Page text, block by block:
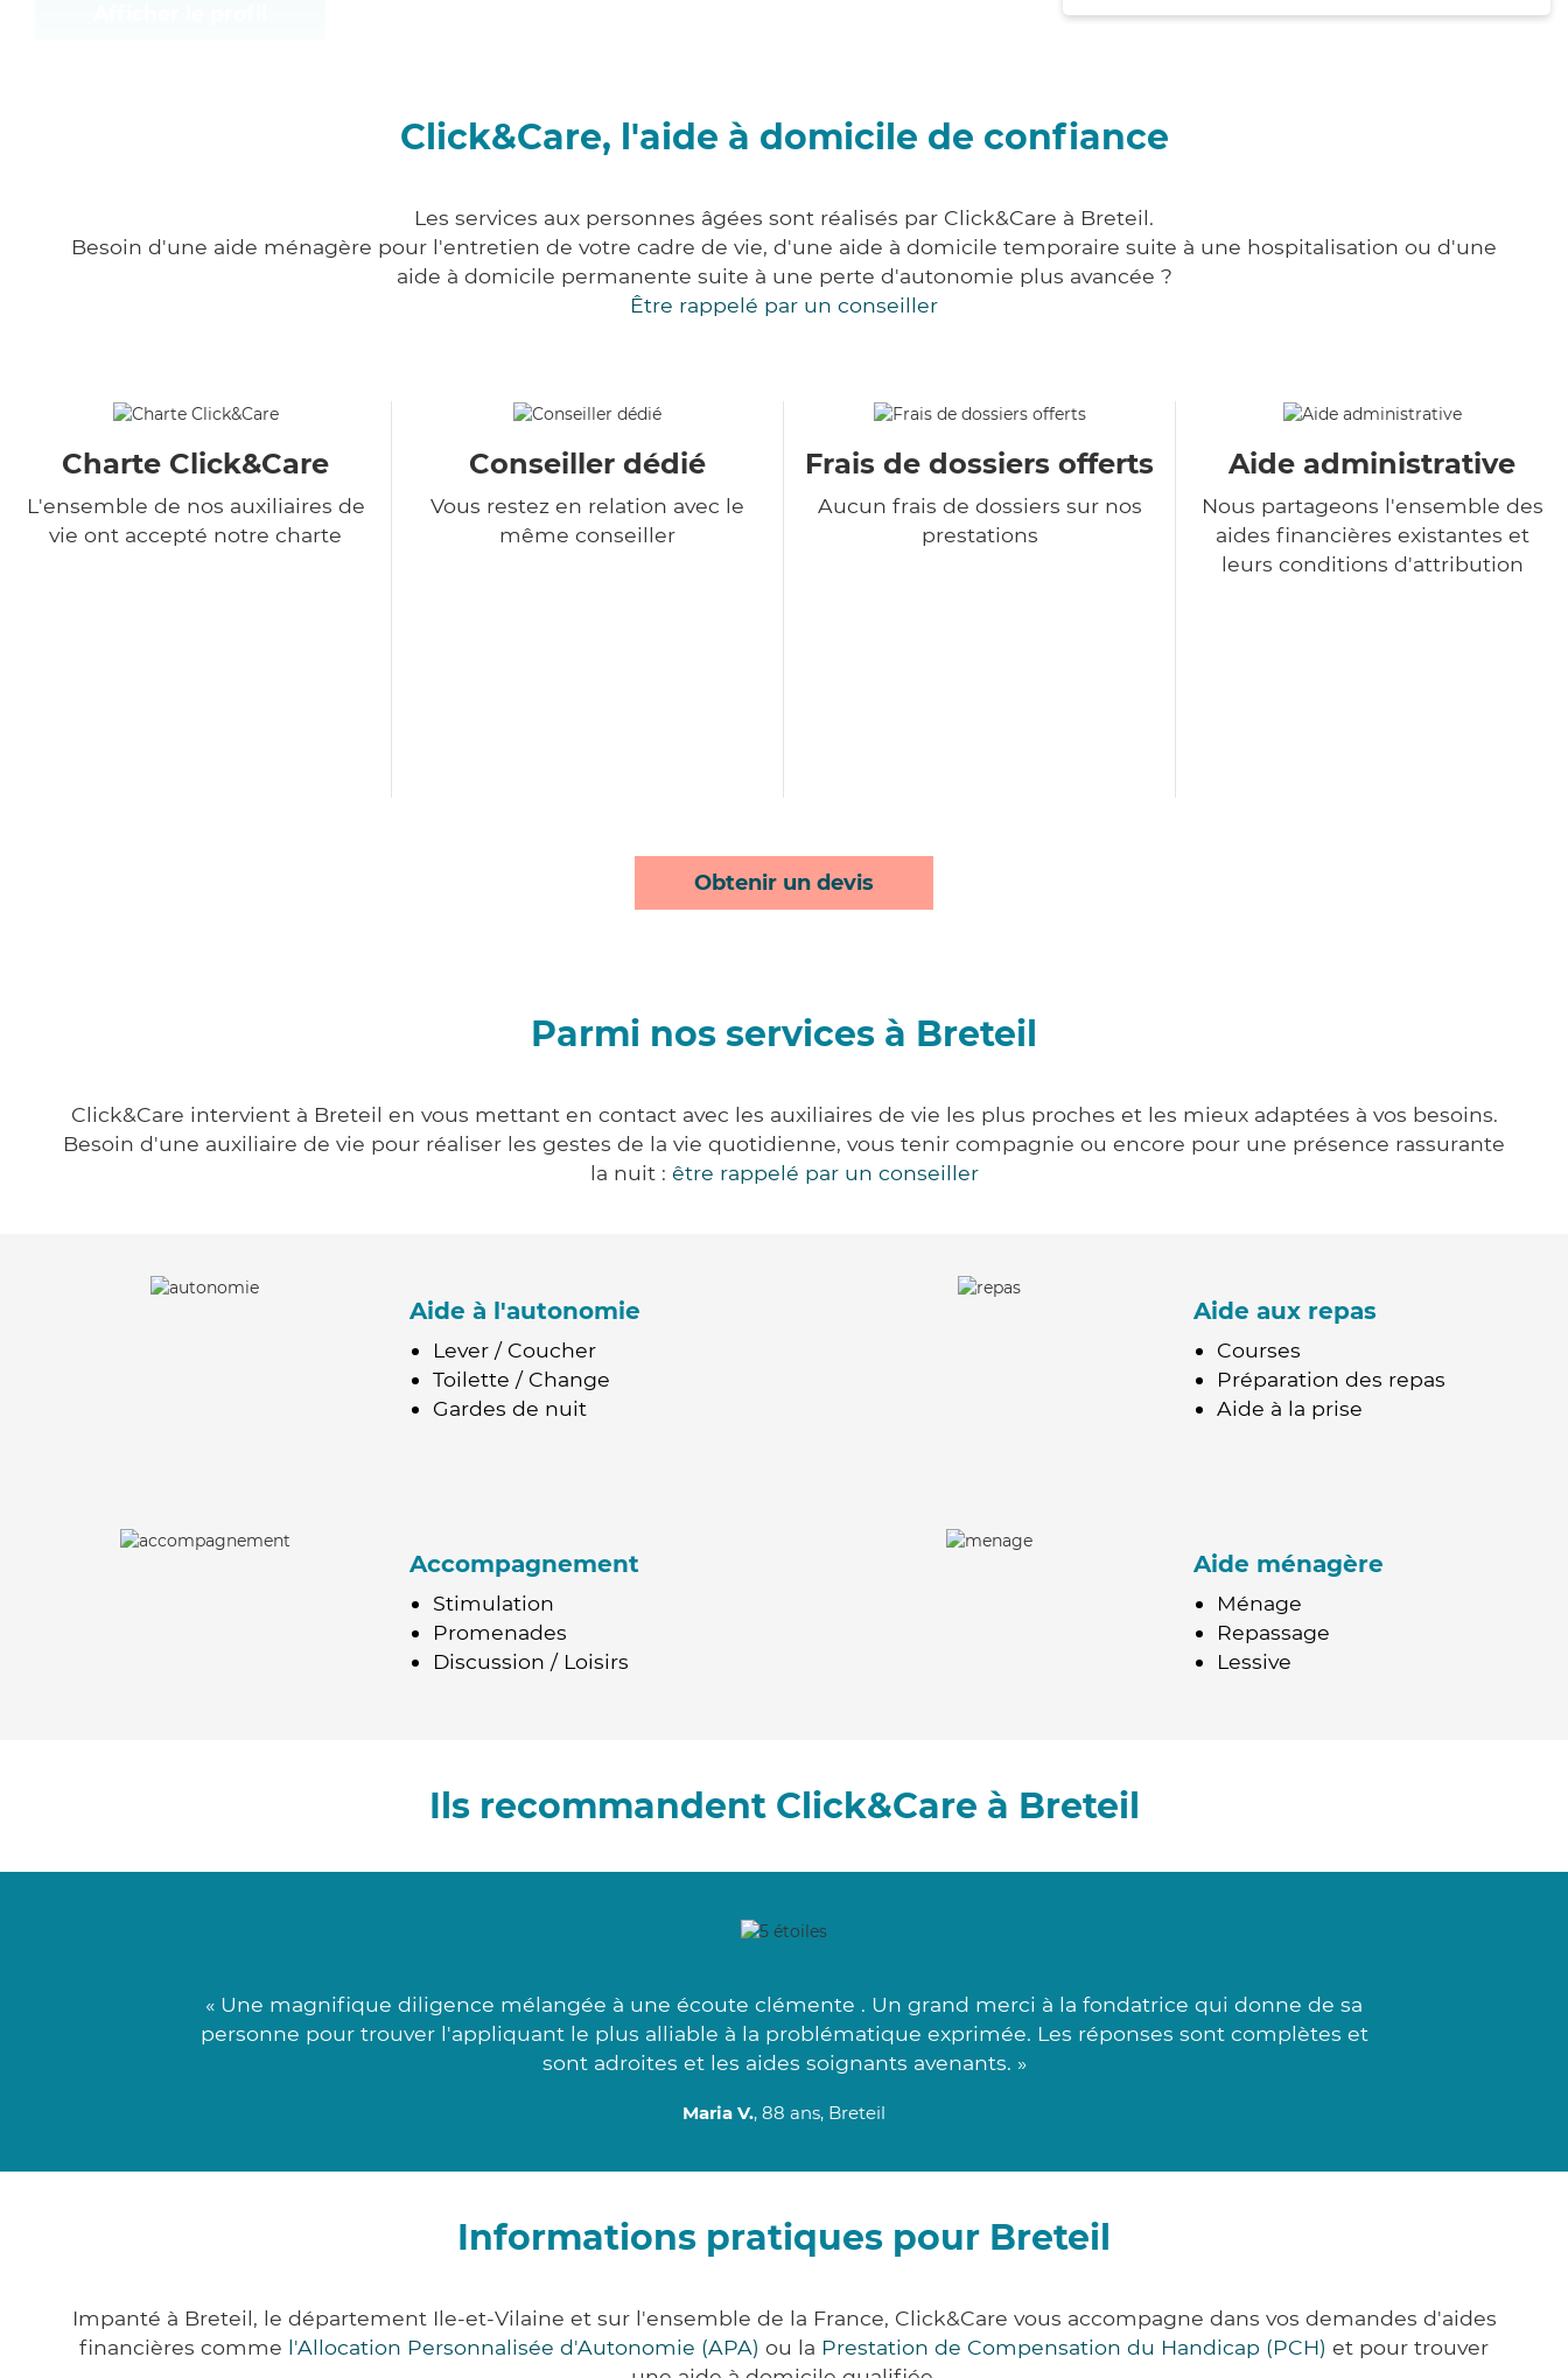
Click&Care, l'aide à domicile de confiance
Les services aux personnes âgées sont réalisés par Click&Care à Breteil.
Besoin d'une aide ménagère pour l'entretien de votre cadre de vie, d'une aide à domicile temporaire suite à une hospitalisation ou d'une
aide à domicile permanente suite à une perte d'autonomie plus avancée ?
Être rappelé par un conseiller
Charte Click&Care
L'ensemble de nos auxiliaires de
vie ont accepté notre charte
Conseiller dédié
Vous restez en relation avec le
même conseiller
Frais de dossiers offerts
Aucun frais de dossiers sur nos
prestations
Aide administrative
Nous partageons l'ensemble des
aides financières existantes et
leurs conditions d'attribution
Obtenir un devis
Parmi nos services à Breteil
Click&Care intervient à Breteil en vous mettant en contact avec les auxiliaires de vie les plus proches et les mieux adaptées à vos besoins.
Besoin d'une auxiliaire de vie pour réaliser les gestes de la vie quotidienne, vous tenir compagnie ou encore pour une présence rassurante
la nuit : être rappelé par un conseiller
Aide à l'autonomie
Lever / Coucher
Toilette / Change
Gardes de nuit
Aide aux repas
Courses
Préparation des repas
Aide à la prise
Accompagnement
Stimulation
Promenades
Discussion / Loisirs
Aide ménagère
Ménage
Repassage
Lessive
Ils recommandent Click&Care à Breteil
« Une magnifique diligence mélangée à une écoute clémente . Un grand merci à la fondatrice qui donne de sa
personne pour trouver l'appliquant le plus alliable à la problématique exprimée. Les réponses sont complètes et
sont adroites et les aides soignants avenants. »
Maria V., 88 ans, Breteil
Informations pratiques pour Breteil
Impanté à Breteil, le département Ile-et-Vilaine et sur l'ensemble de la France, Click&Care vous accompagne dans vos demandes d'aides
financières comme l'Allocation Personnalisée d'Autonomie (APA) ou la Prestation de Compensation du Handicap (PCH) et pour trouver